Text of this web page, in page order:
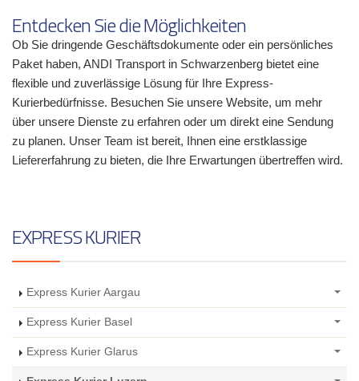
Entdecken Sie die Möglichkeiten
Ob Sie dringende Geschäftsdokumente oder ein persönliches
Paket haben, ANDI Transport in Schwarzenberg bietet eine
flexible und zuverlässige Lösung für Ihre Express-
Kurierbedürfnisse. Besuchen Sie unsere Website, um mehr
über unsere Dienste zu erfahren oder um direkt eine Sendung
zu planen. Unser Team ist bereit, Ihnen eine erstklassige
Liefererfahrung zu bieten, die Ihre Erwartungen übertreffen wird.
EXPRESS KURIER
Express Kurier Aargau
Express Kurier Basel
Express Kurier Glarus